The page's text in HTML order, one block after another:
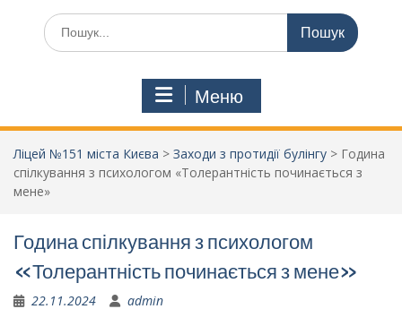
Шукати:
Меню
Ліцей №151 міста Києва > Заходи з протидії булінгу > Година
спілкування з психологом «Толерантність починається з
мене»
Година спілкування з психологом
«Толерантність починається з мене»
22.11.2024 admin